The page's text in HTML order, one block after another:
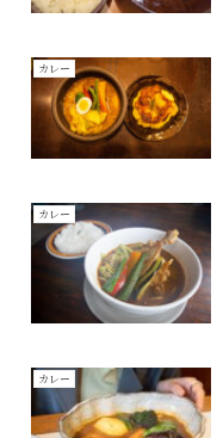
カレー
カレー
カレー